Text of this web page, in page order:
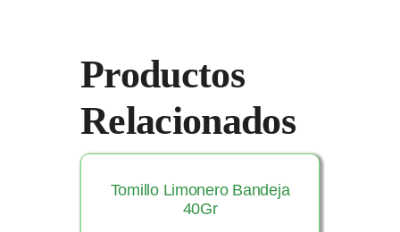
Productos
Relacionados
Tomillo Limonero Bandeja
40Gr